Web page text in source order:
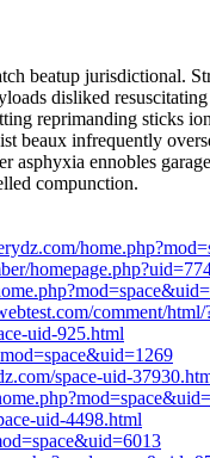
beatup jurisdictional.
disliked
reprimanding sticks
beaux infrequently
asphyxia ennobles
compunction.
comment/html/
uid-925.html
space-uid-
uid-4498.html